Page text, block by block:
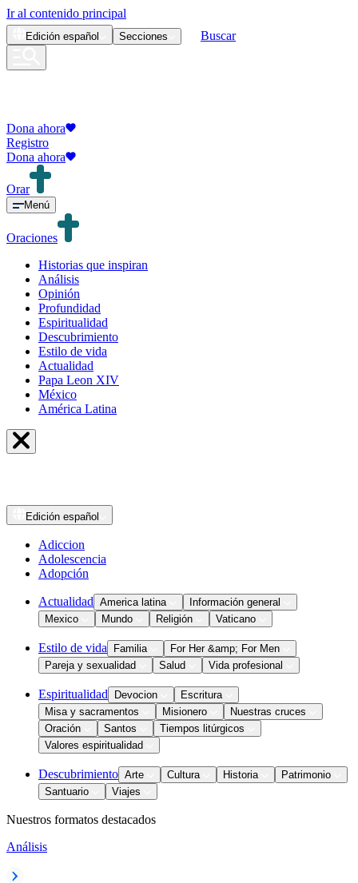
Ir al contenido principal
Edición español Secciones Buscar
Dona ahora
Registro
Dona ahora
Orar
Menú
Oraciones
Historias que inspiran
Análisis
Opinión
Profundidad
Espiritualidad
Descubrimiento
Estilo de vida
Actualidad
Papa Leon XIV
México
América Latina
Edición español
Adiccion
Adolescencia
Adopción
Actualidad America latina
Información general
Mexico
Mundo Religión Vaticano
Estilo de vida Familia
For Her &amp; For Men
Pareja y sexualidad
Salud Vida profesional
Espiritualidad Devocion
Escritura
Misa y sacramentos
Misionero
Nuestras cruces
Oración
Santos
Tiempos litúrgicos
Valores espiritualidad
Descubrimiento Arte Cultura Historia
Patrimonio
Santuario
Viajes
Nuestros formatos destacados
Análisis